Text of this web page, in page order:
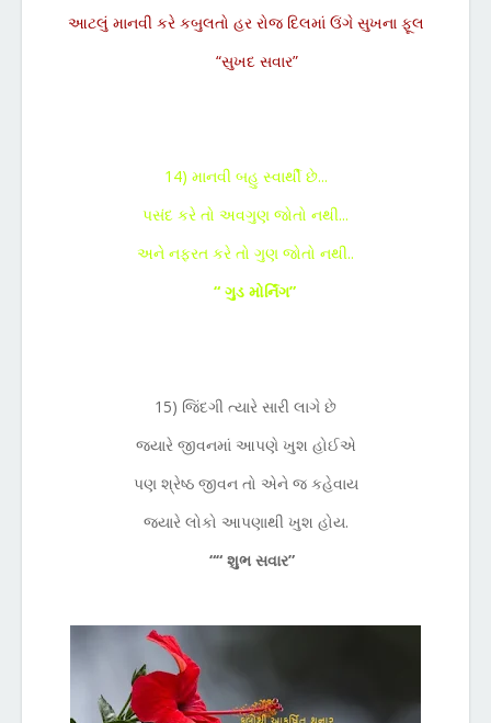
આટલું માનવી કરે કબુલતો હર રોજ દિલમાં ઉંગે સુખના ફૂલ
“સુખદ સવાર”
14) માનવી બહુ સ્વાર્થી છે...
પસંદ કરે તો અવગુણ જોતો નથી...
અને નફરત કરે તો ગુણ જોતો નથી..
“ ગુડ મોર્નિંગ”
15) જિંદગી ત્યારે સારી લાગે છે
જ્યારે જીવનમાં આપણે ખુશ હોઈએ
પણ શ્રેષ્ઠ જીવન તો એને જ કહેવાય
જ્યારે લોકો આપણાથી ખુશ હોય.
““ શુભ સવાર”